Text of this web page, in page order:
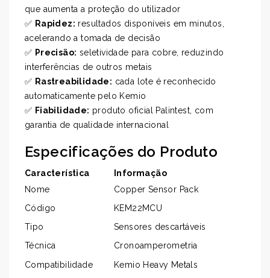
que aumenta a proteção do utilizador
✅ Rapidez: resultados disponíveis em minutos,
acelerando a tomada de decisão
✅ Precisão: seletividade para cobre, reduzindo
interferências de outros metais
✅ Rastreabilidade: cada lote é reconhecido
automaticamente pelo Kemio
✅ Fiabilidade: produto oficial Palintest, com
garantia de qualidade internacional
Especificações do Produto
Característica
Informação
Nome
Copper Sensor Pack
Código
KEM22MCU
Tipo
Sensores descartáveis
Técnica
Cronoamperometria
Compatibilidade
Kemio Heavy Metals